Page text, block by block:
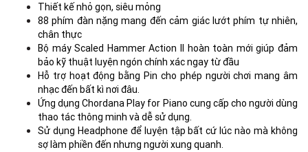
Thiết kế nhỏ gọn, siêu mỏng
88 phím đàn nặng mang đến cảm giác lướt phím tự nhiên,
chân thực
Bộ máy Scaled Hammer Action II hoàn toàn mới giúp đảm
bảo kỹ thuật luyện ngón chính xác ngay từ đầu
Hỗ trợ hoạt động bằng Pin cho phép người chơi mang âm
nhạc đến bất kì nơi đâu.
Ứng dụng Chordana Play for Piano cung cấp cho người dùng
thao tác thông minh và dễ sử dụng.
Sử dụng Headphone để luyện tập bất cứ lúc nào mà không
sợ làm phiền đến nhưng người xung quanh.